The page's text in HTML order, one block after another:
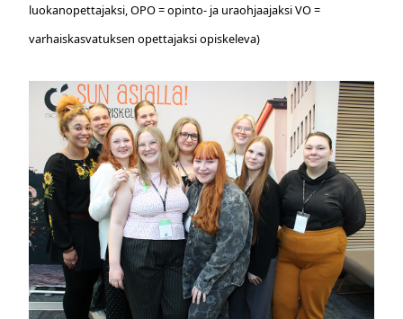
luokanopettajaksi, OPO = opinto- ja uraohjaajaksi VO =
varhaiskasvatuksen opettajaksi opiskeleva)